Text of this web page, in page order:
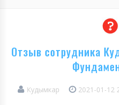
Отзыв сотрудника
Кудымкар 2021-01-12